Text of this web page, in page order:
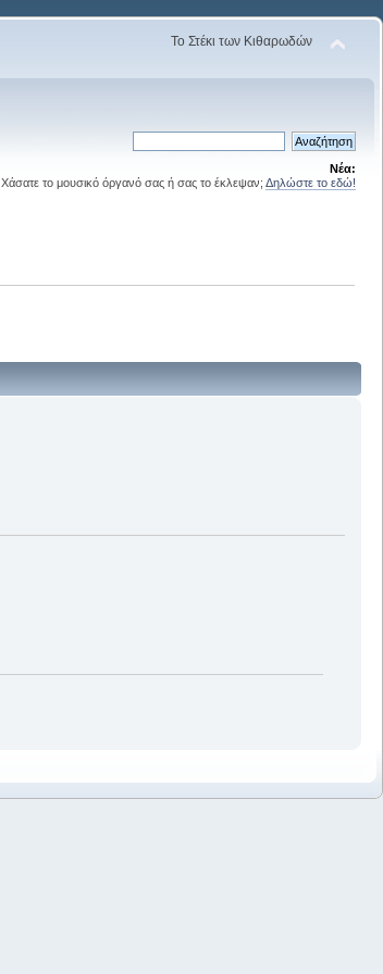
Το Στέκι των Κιθαρωδών
Νέα:
Χάσατε το μουσικό όργανό σας ή σας το έκλεψαν; Δηλώστε το εδώ!